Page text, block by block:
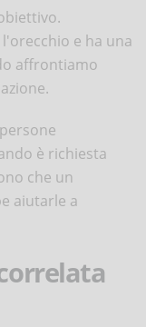
e ha una
affrontiamo
è richiesta
che un
aiutarle a